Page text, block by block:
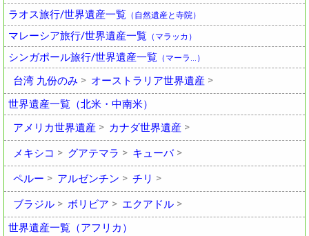
ラオス旅行/世界遺産一覧 （自然遺産と寺院）
マレーシア旅行/世界遺産一覧 （マラッカ）
シンガポール旅行/世界遺産一覧 （マーラ…）
台湾 九份のみ
オーストラリア世界遺産
世界遺産一覧（北米・中南米）
アメリカ世界遺産
カナダ世界遺産
メキシコ グアテマラ キューバ
ペルー アルゼンチン チリ
ブラジル ボリビア
エクアドル
世界遺産一覧（アフリカ）